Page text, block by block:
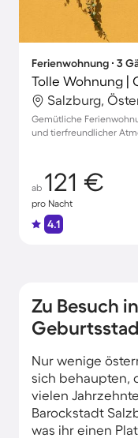
Ferienwohnung ∙ 3
Salzburg,
Gemütliche
und tierfreundlicher
ab 121 €
pro Nacht
4.1
Zu Besuch
Nur wenige
sich behaupten,
vielen
Barockstadt
was ihr einen